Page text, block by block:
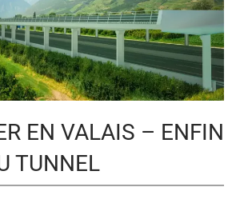
EN VALAIS – ENFIN
TUNNEL